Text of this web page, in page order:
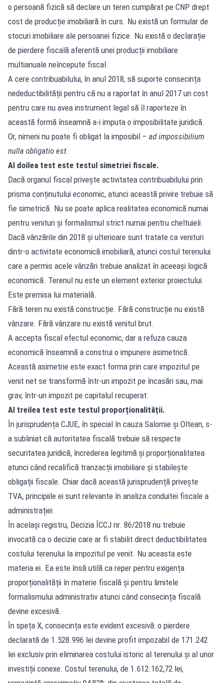
o persoană fizică să declare un teren cumpărat pe CNP drept
cost de producție imobiliară în curs. Nu există un formular de
stocuri imobiliare ale persoanei fizice. Nu există o declarație
de pierdere fiscală aferentă unei producții imobiliare
multianuale neîncepute fiscal.
A cere contribuabilului, în anul 2018, să suporte consecința
nedeductibilității pentru că nu a raportat în anul 2017 un cost
pentru care nu avea instrument legal să îl raporteze în
această formă înseamnă a-i imputa o imposibilitate juridică.
Or, nimeni nu poate fi obligat la imposibil – ad impossibilium
nulla obligatio est.
Al doilea test este testul simetriei fiscale.
Dacă organul fiscal privește activitatea contribuabilului prin
prisma conținutului economic, atunci această privire trebuie să
fie simetrică. Nu se poate aplica realitatea economică numai
pentru venituri și formalismul strict numai pentru cheltuieli.
Dacă vânzările din 2018 și ulterioare sunt tratate ca venituri
dintr-o activitate economică imobiliară, atunci costul terenului
care a permis acele vânzări trebuie analizat în aceeași logică
economică. Terenul nu este un element exterior proiectului.
Este premisa lui materială.
Fără teren nu există construcție. Fără construcție nu există
vânzare. Fără vânzare nu există venitul brut.
A accepta fiscal efectul economic, dar a refuza cauza
economică înseamnă a construi o impunere asimetrică.
Această asimetrie este exact forma prin care impozitul pe
venit net se transformă într-un impozit pe încasări sau, mai
grav, într-un impozit pe capitalul recuperat.
Al treilea test este testul proporționalității.
În jurisprudența CJUE, în special în cauza Salomie și Oltean, s-
a subliniat că autoritatea fiscală trebuie să respecte
securitatea juridică, încrederea legitimă și proporționalitatea
atunci când recalifică tranzacții imobiliare și stabilește
obligații fiscale. Chiar dacă această jurisprudență privește
TVA, principiile ei sunt relevante în analiza conduitei fiscale a
administrației.
În același registru, Decizia ÎCCJ nr. 86/2018 nu trebuie
invocată ca o decizie care ar fi stabilit direct deductibilitatea
costului terenului la impozitul pe venit. Nu aceasta este
materia ei. Ea este însă utilă ca reper pentru exigența
proporționalității în materie fiscală și pentru limitele
formalismului administrativ atunci când consecința fiscală
devine excesivă.
În speța X, consecința este evident excesivă: o pierdere
declarată de 1.528.996 lei devine profit impozabil de 171.242
lei exclusiv prin eliminarea costului istoric al terenului și al unor
investiții conexe. Costul terenului, de 1.612.162,72 lei,